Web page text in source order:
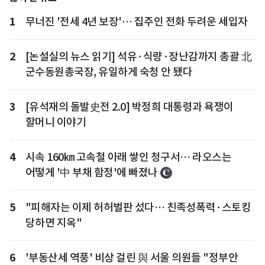
1 무너진 '전세 4년 보장'… 집주인 전화 두려운 세입자
2
[논설실의 뉴스 읽기] 석유·식량·장난감까지 총괄 北
군수동원총국장, 유일하게 숙청 안 됐다
3
[유석재의 돌발史전 2.0] 박정희 대통령과 욕쟁이
할머니 이야기
4
시속 160㎞ 고속철 아래 쌓인 청구서… 라오스는
어떻게 '中 부채 함정'에 빠졌나
5
"피해자는 이제 허허벌판 섰다… 친족성폭력·스토킹
당하면 지옥"
6
'부동산세 역풍' 비상 걸린 與 서울 의원들 "정부안